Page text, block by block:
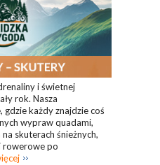
i świetnej
rok. Nasza
każdy znajdzie coś
wypraw quadami,
skuterach śnieżnych,
rowerowe po